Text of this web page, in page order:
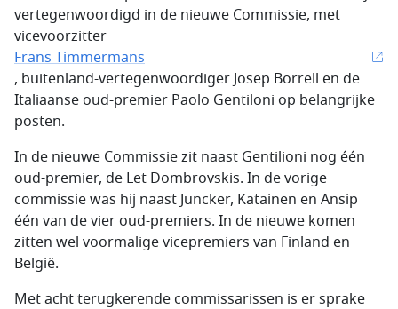
vertegenwoordigd in de nieuwe Commissie, met
vicevoorzitter
Frans Timmermans
, buitenland-vertegenwoordiger Josep Borrell en de
Italiaanse oud-premier Paolo Gentiloni op belangrijke
posten.
In de nieuwe Commissie zit naast Gentilioni nog één
oud-premier, de Let Dombrovskis. In de vorige
commissie was hij naast Juncker, Katainen en Ansip
één van de vier oud-premiers. In de nieuwe komen
zitten wel voormalige vicepremiers van Finland en
België.
Met acht terugkerende commissarissen is er sprake